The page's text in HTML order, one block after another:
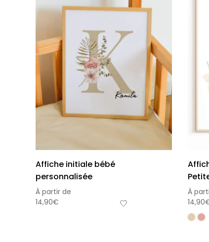
Affiche initiale bébé
personnalisée
À partir de
14,90€
À
14,90